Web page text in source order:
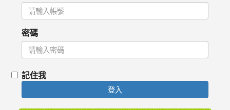
密碼
記住我
登入